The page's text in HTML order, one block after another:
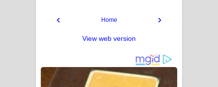
‹ ›
Home
View web version